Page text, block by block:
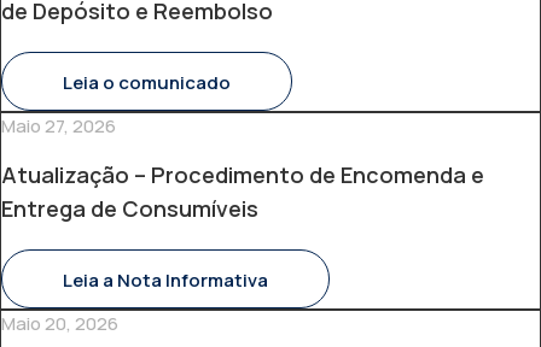
de Depósito e Reembolso
Leia o comunicado
Maio 27, 2026
Atualização – Procedimento de Encomenda e
Entrega de Consumíveis
Leia a Nota Informativa
Maio 20, 2026